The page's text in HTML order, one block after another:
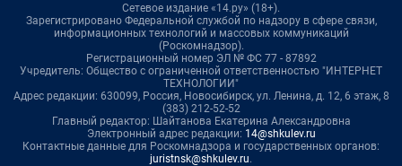
Сетевое издание «14.ру» (18+).
Зарегистрировано Федеральной службой по надзору в сфере связи,
информационных технологий и массовых коммуникаций
(Роскомнадзор).
Регистрационный номер ЭЛ № ФС 77 - 87892
Учредитель: Общество с ограниченной ответственностью "ИНТЕРНЕТ
ТЕХНОЛОГИИ"
Адрес редакции: 630099, Россия, Новосибирск, ул. Ленина, д. 12, 6 этаж, 8
(383) 212-52-52
Главный редактор: Шайтанова Екатерина Александровна
Электронный адрес редакции: 14@shkulev.ru
Контактные данные для Роскомнадзора и государственных органов:
juristnsk@shkulev.ru.